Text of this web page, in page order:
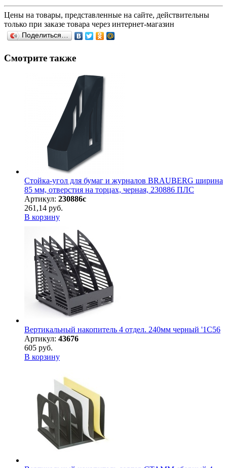
Цены на товары, представленные на сайте, действительны
только при заказе товара через интернет-магазин
Поделиться…
Смотрите также
Стойка-угол для бумаг и журналов BRAUBERG ширина
85 мм, отверстия на торцах, черная, 230886 ПЛС
Артикул: 230886с
261,14 руб.
В корзину
Вертикальный накопитель 4 отдел. 240мм черный '1С56
Артикул: 43676
605 руб.
В корзину